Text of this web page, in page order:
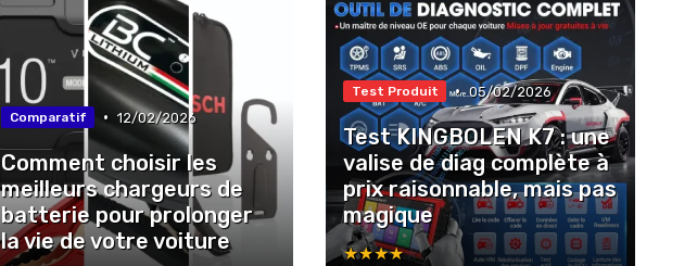
Comparatif • 12/02/2026
Comment choisir les
meilleurs chargeurs de
batterie pour prolonger
la vie de votre voiture
Test Produit • 05/02/2026
Test KINGBOLEN K7 : une
valise de diag complète à
prix raisonnable, mais pas
magique
★★★★★
★★★★★